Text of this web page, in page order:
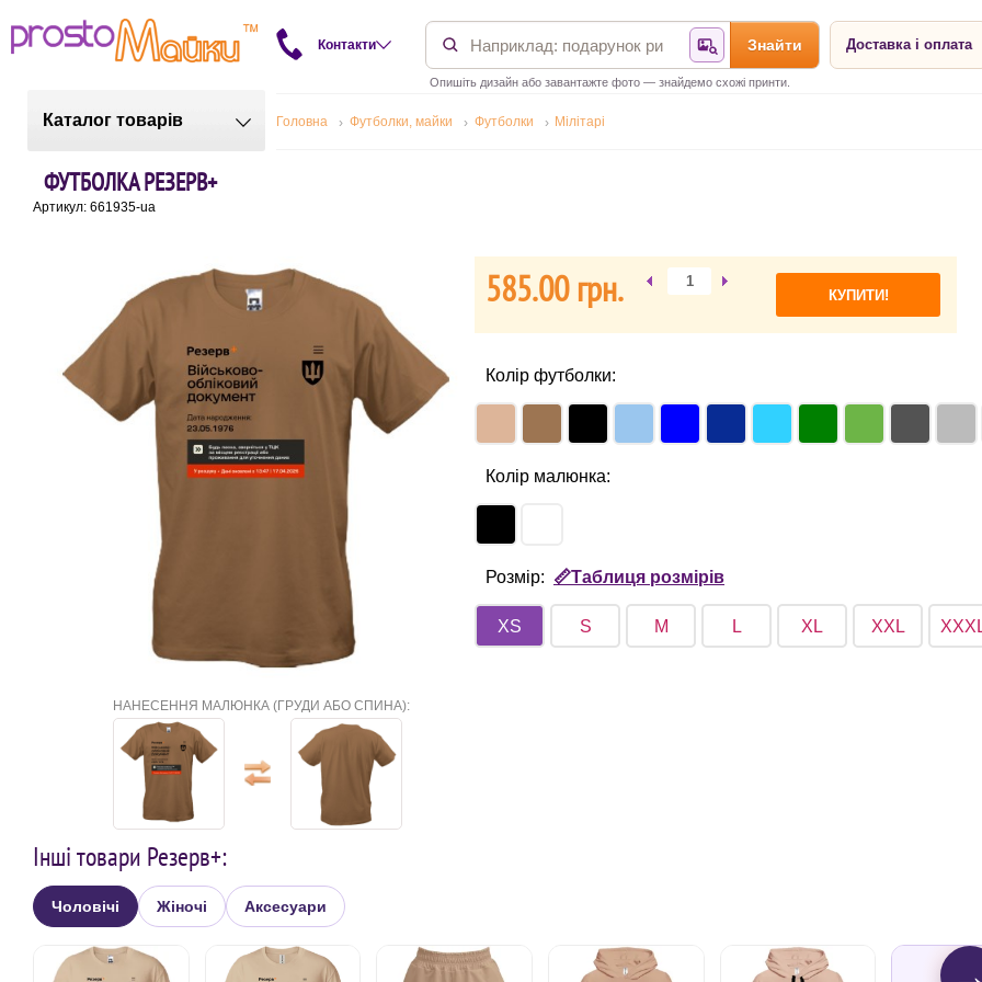
Контакти Знайти за фотографією
Знайти
Опишіть дизайн або завантажте фото — знайдемо схожі принти.
Доставка і оплата
Каталог товарів Головна Футболки, майки Футболки Мілітарі
ФУТБОЛКА РЕЗЕРВ+
Артикул: 661935-ua
НАНЕСЕННЯ МАЛЮНКА (ГРУДИ АБО СПИНА):
585.00 гpн.
Колір футболки:
Колір малюнка:
Розмір: 📏Таблиця розмірів
XS S M L XL XXL
Інші товари Резерв+:
Чоловічі Жіночі Аксесуари